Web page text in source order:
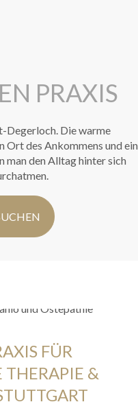
PRAXIS
Degerloch. Die warme
Ort des Ankommens und ein
man den Alltag hinter sich
FÜR
THERAPIE &